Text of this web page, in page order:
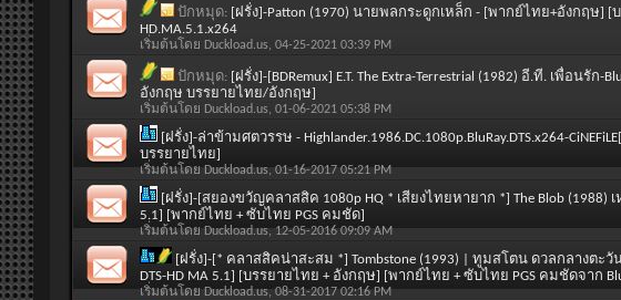
ปักหมุด: [ฝรั่ง]-Patton (1970) นายพลกระดูกเหล็ก - [พากย์ไทย+อังกฤษ] [บ
HD.MA.5.1.x264
เริ่มต้นโดย Duckload.us, 04-25-2021 03:39 PM
ปักหมุด: [ฝรั่ง]-[BDRemux] E.T. The Extra-Terrestrial (1982) อี.ที. เพื่อนรัก
อังกฤษ บรรยายไทย/อังกฤษ]
เริ่มต้นโดย Duckload.us, 01-06-2021 05:38 PM
[ฝรั่ง]-ล่าข้ามศตวรรษ - Highlander.1986.DC.1080p.BluRay.DTS.x264-
บรรยายไทย]
เริ่มต้นโดย Duckload.us, 01-16-2017 05:21 PM
[ฝรั่ง]-[สยองขวัญคลาสสิค 1080p HQ * เสียงไทยหายาก *] The Blob (1988)
5.1] [พากย์ไทย + ซับไทย PGS คมชัด]
เริ่มต้นโดย Duckload.us, 12-05-2016 09:09 AM
[ฝรั่ง]-[* คลาสสิคน่าสะสม *] Tombstone (1993) | ทูมสโตน ดวลกลางตะวั
DTS-HD MA 5.1] [บรรยายไทย + อังกฤษ] [พากย์ไทย + ซับไทย PGS คมชัดจาก
เริ่มต้นโดย Duckload.us, 08-31-2017 02:16 PM